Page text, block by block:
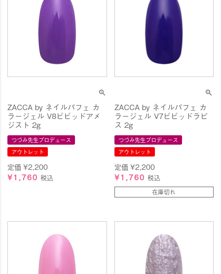
ZACCA by ネイルパフェ カ
ラージェル V8ビビッドアメ
ジスト 2g
つづみ先生プロデュース
アウトレット
定価¥2,200
¥1,760 税込
ZACCA by ネイルパフェ カ
ラージェル V7ビビッドラピ
ス 2g
つづみ先生プロデュース
アウトレット
定価 ¥2,200
¥1,760 税込
在庫切れ